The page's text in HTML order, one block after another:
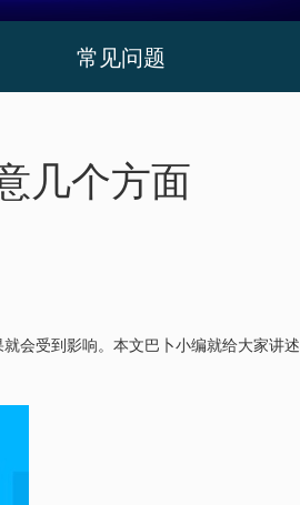
常见问题
几个方面
会受到影响。本文巴卜小编就给大家讲述